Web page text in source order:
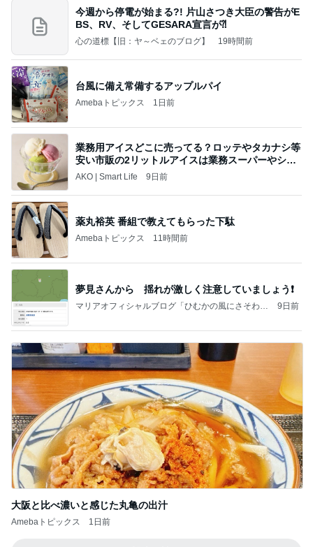
今週から停電が始まる?! 片山さつき大臣の警告がE
BS、RV、そしてGESARA宣言が⁈
心の道標【旧：ヤ～ベェのブログ】 19時間前
台風に備え常備するアップルパイ
Amebaトピックス 1日前
業務用アイスどこに売ってる？ロッテやタカナシ等
安い市販の2リットルアイスは業務スーパーやシャ
トレ
AKO | Smart Life 9日前
薬丸裕英 番組で教えてもらった下駄
Amebaトピックス 11時間前
夢見さんから 揺れが激しく注意していましょう❗️
マリアオフィシャルブログ「ひむかの風にさそわれ
9日前
大阪と比べ濃いと感じた丸亀の出汁
Amebaトピックス 1日前